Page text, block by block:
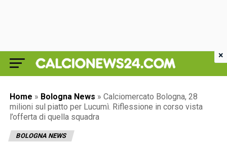
Home » Bologna News » Calciomercato Bologna, 28
milioni sul piatto per Lucumì. Riflessione in corso vista
l’offerta di quella squadra
BOLOGNA NEWS
×